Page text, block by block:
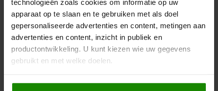
technologieën zoals cookies om informatie op uw
apparaat op te slaan en te gebruiken met als doel
gepersonaliseerde advertenties en content, metingen aan
advertenties en content, inzicht in publiek en
productontwikkeling. U kunt kiezen wie uw gegevens
gebruikt en met welke doelen.
Als u het toestaat, willen we ook graag: